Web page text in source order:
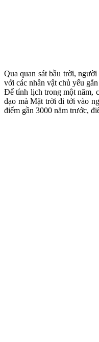
Qua quan sát bầu trời,
với các nhân vật chủ yếu
Để tính lịch trong một năm,
đạo mà Mặt trời đi tới vào
điểm gần 3000 năm trước,